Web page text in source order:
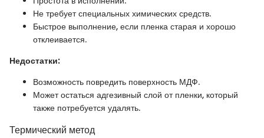
Не требует специальных химических средств.
Быстрое выполнение, если пленка старая и хорошо
отклеивается.
Недостатки:
Возможность повредить поверхность МДФ.
Может остаться адгезивный слой от пленки, который
также потребуется удалять.
Термический метод